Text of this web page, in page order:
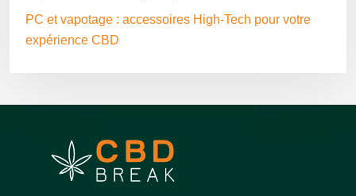
PC et vapotage : accessoires High-Tech pour votre
expérience CBD